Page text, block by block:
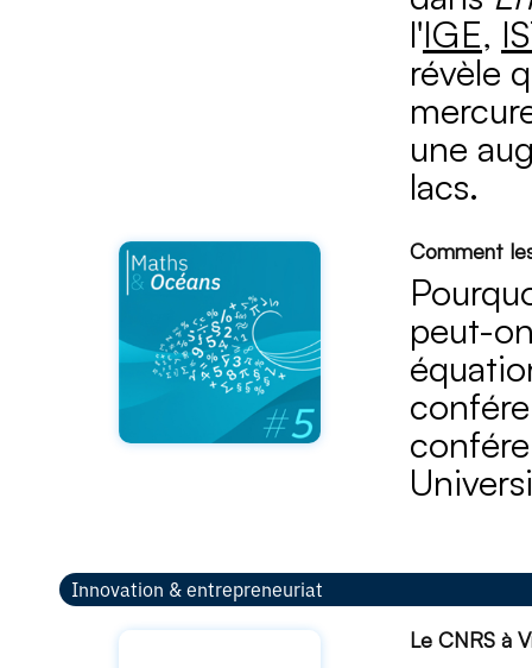
l'IGE,
révèle
une
lacs.
Comment
peut-
Innovation & entrepreneuriat
Le CNRS à